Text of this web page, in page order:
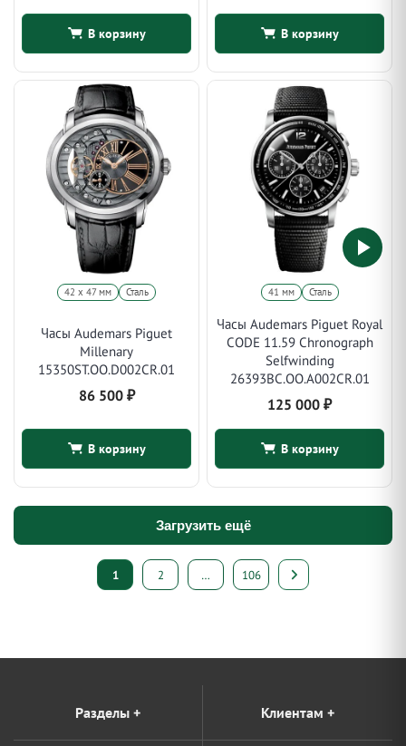
В корзину В корзину
42 х 47 мм Сталь
Часы Audemars Piguet
Millenary
15350ST.OO.D002CR.01
86 500 ₽
В корзину
41 мм Сталь
Часы Audemars Piguet Royal
CODE 11.59 Chronograph
Selfwinding
26393BC.OO.A002CR.01
125 000 ₽
В корзину
Загрузить ещё
Пагинация
1 2 … 106
Разделы + Клиентам +